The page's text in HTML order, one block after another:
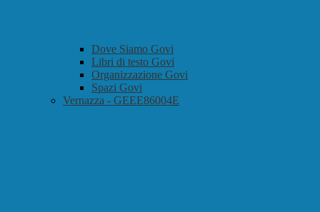
Dove Siamo Govi
Libri di testo Govi
Organizzazione Govi
Spazi Govi
Vernazza - GEEE86004E